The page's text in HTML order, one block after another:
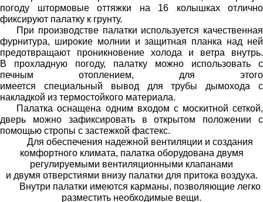
погоду штормовые оттяжки на 16 колышках отлично
фиксируют палатку к грунту.
При производстве палатки используется качественная
фурнитура, широкие молнии и защитная планка над ней
предотвращают проникновение холода и ветра внутрь.
В прохладную погоду, палатку можно использовать с
печным отоплением, для этого
имеется специальный вывод для трубы дымохода с
накладкой из термостойкого материала.
Палатка оснащена одним входом с москитной сеткой,
дверь можно зафиксироватьв открытом положении с
помощью стропы с застежкой фастекс.
Для обеспечения надежной вентиляции и создания
комфортного климата, палатка оборудована двумя
регулируемыми вентиляционными клапанами
и двумя отверстиями внизу палатки для притока воздуха.
Внутри палатки имеются карманы, позволяющиелегко
разместить необходимые вещи.